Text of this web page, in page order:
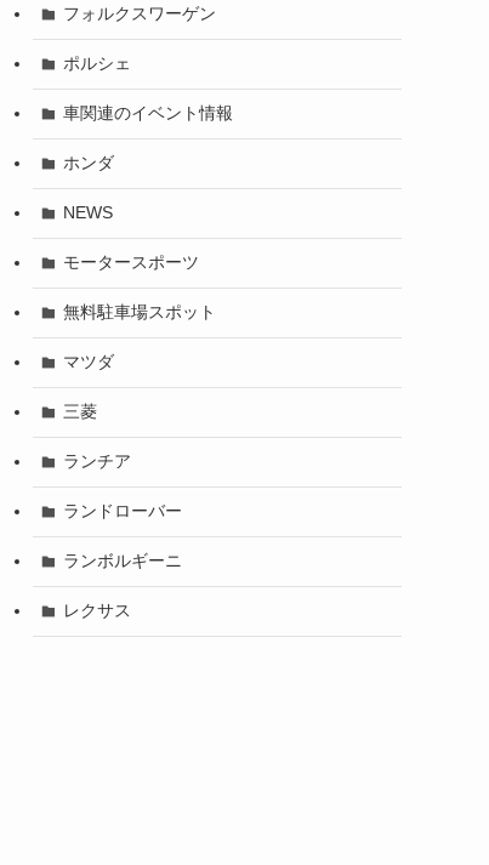
フォルクスワーゲン
ポルシェ
車関連のイベント情報
ホンダ
NEWS
モータースポーツ
無料駐車場スポット
マツダ
三菱
ランチア
ランドローバー
ランボルギーニ
レクサス